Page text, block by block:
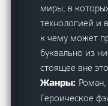
миры, в
технологией и
к чему может
буквально из
стоящее вне
Жанры:
Героическое